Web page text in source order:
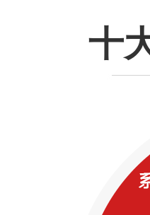
十